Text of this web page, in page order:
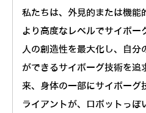
私たちは、外見的または機能
より高度なレベルでサイボー
人の創造性を最大化し、自分
ができるサイボーグ技術を追
来、身体の一部にサイボーグ
ライアントが、ロボットっぽ